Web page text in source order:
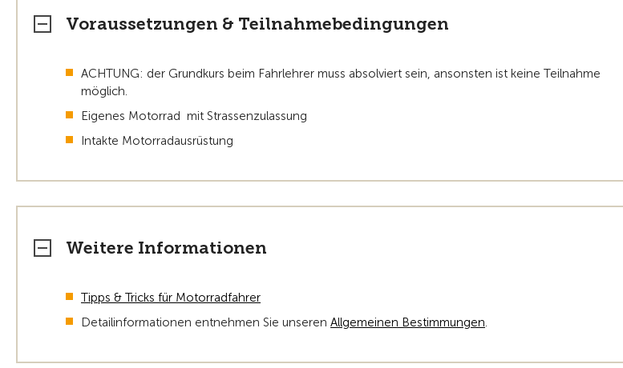
Voraussetzungen & Teilnahmebedingungen
ACHTUNG: der Grundkurs beim Fahrlehrer muss absolviert sein, ansonsten ist keine Teilnahme
möglich.
Eigenes Motorrad mit Strassenzulassung
Intakte Motorradausrüstung
Weitere Informationen
Tipps & Tricks für Motorradfahrer
Detailinformationen entnehmen Sie unseren Allgemeinen Bestimmungen.